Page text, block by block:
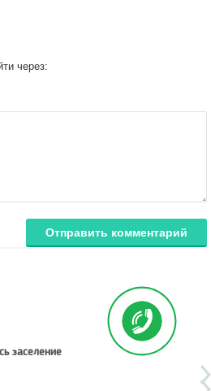
через:
Отправить комментарий
заселение